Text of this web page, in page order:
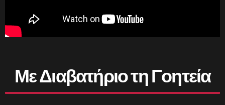
Με Διαβατήριο τη Γοητεία